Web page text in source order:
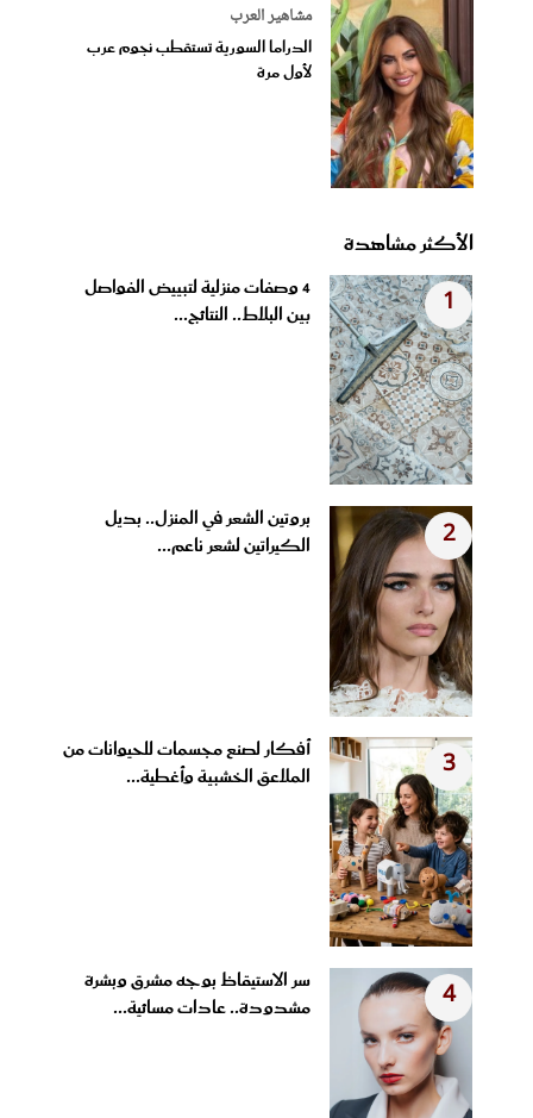
مشاهير العرب
الدراما السورية تستقطب نجوم عرب
لأول مرة
الأكثر مشاهدة
1
4 وصفات منزلية لتبييض الفواصل
بين البلاط.. النتائج...
2
بروتين الشعر في المنزل.. بديل
الكيراتين لشعر ناعم...
3
أفكار لصنع مجسمات للحيوانات من
الملاعق الخشبية وأغطية...
4
سر الاستيقاظ بوجه مشرق وبشرة
مشدودة.. عادات مسائية...